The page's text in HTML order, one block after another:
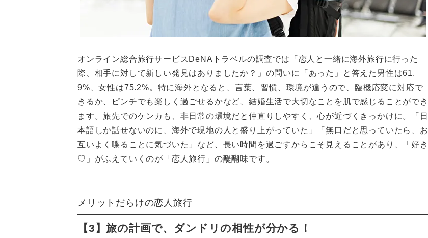
オンライン総合旅行サービスDeNAトラベルの調査では「恋人と一緒に海外旅行に行った
際、相手に対して新しい発見はありましたか？」の問いに「あった」と答えた男性は61.
9%、女性は75.2%。特に海外となると、言葉、習慣、環境が違うので、臨機応変に対応で
きるか、ピンチでも楽しく過ごせるかなど、結婚生活で大切なことを肌で感じることができ
ます。旅先でのケンカも、非日常の環境だと仲直りしやすく、心が近づくきっかけに。「日
本語しか話せないのに、海外で現地の人と盛り上がっていた」「無口だと思っていたら、お
互いよく喋ることに気づいた」など、長い時間を過ごすからこそ見えることがあり、「好き
♡」がふえていくのが「恋人旅行」の醍醐味です。
メリットだらけの恋人旅行
【3】旅の計画で、ダンドリの相性が分かる！